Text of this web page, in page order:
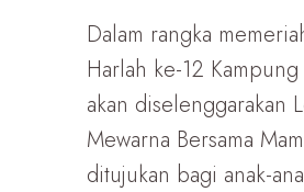
Dalam rangka
Harlah ke-12
akan diselenggarakan
Mewarna Bersama
ditujukan bagi anak-